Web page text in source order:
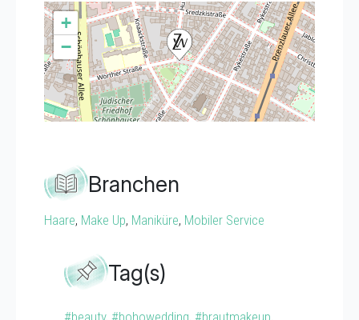
+
−
Branchen
Haare, Make Up, Maniküre, Mobiler Service
Tag(s)